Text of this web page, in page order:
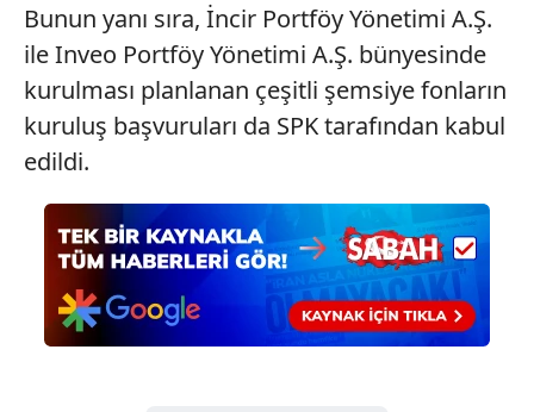
Bunun yanı sıra, İncir Portföy Yönetimi A.Ş.
ile Inveo Portföy Yönetimi A.Ş. bünyesinde
kurulması planlanan çeşitli şemsiye fonların
kuruluş başvuruları da SPK tarafından kabul
edildi.